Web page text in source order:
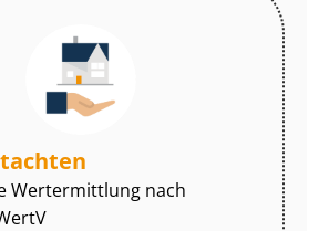
Wertermittlung nach